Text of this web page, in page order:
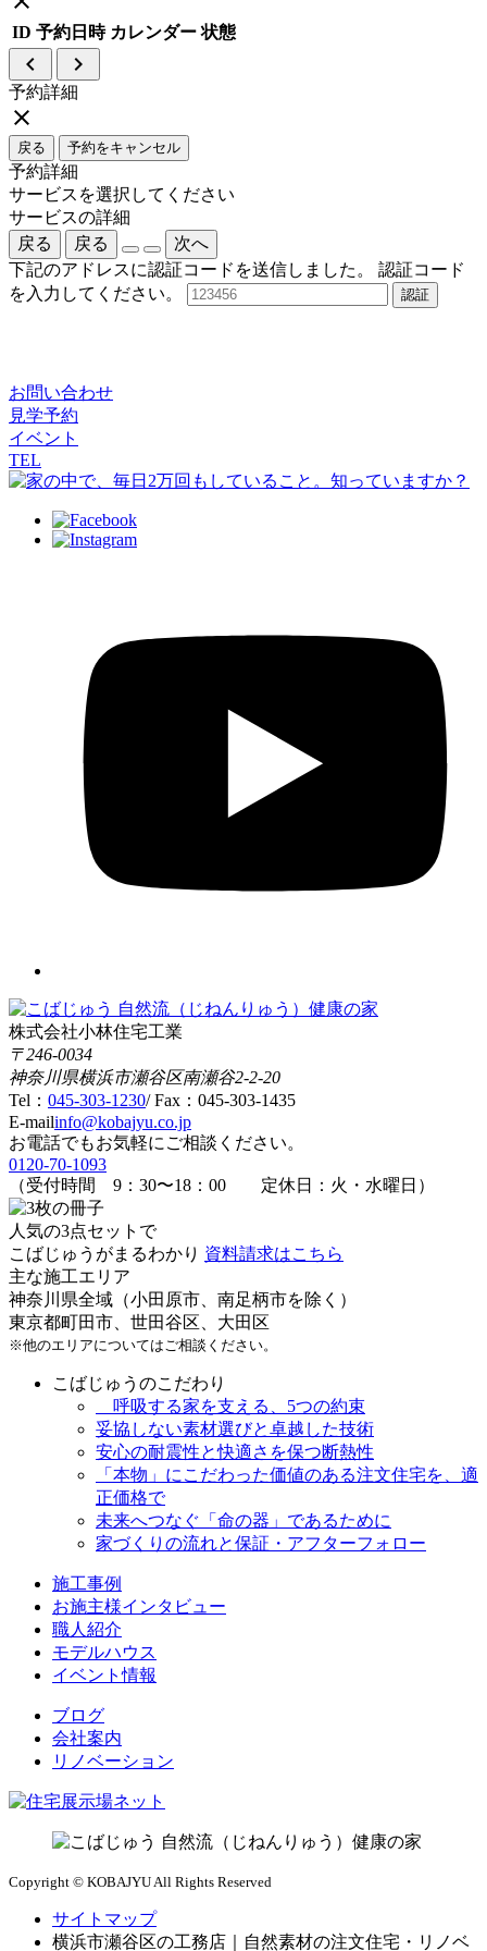
ID 予約日時 カレンダー 状態
navigate_before navigate_next
予約詳細
close
戻る 予約をキャンセル
予約詳細
サービスを選択してください
サービスの詳細
戻る
戻る
次へ
下記のアドレスに認証コードを送信しました。
認証コード
を入力してください。
認証
お問い合わせ
見学予約
イベント
TEL
株式会社小林住宅工業
〒246-0034
神奈川県横浜市瀬谷区南瀬谷2-2-20
Tel： 045-303-1230/ Fax：045-303-1435
E-mailinfo@kobajyu.co.jp
お電話でもお気軽にご相談ください。
0120-70-1093
（受付時間 9：30〜18：00 定休日：火・水曜日）
人気の3点セットで
こばじゅうがまるわかり 資料請求はこちら
主な施工エリア
神奈川県全域（小田原市、南足柄市を除く）
東京都町田市、世田谷区、大田区
※他のエリアについてはご相談ください。
こばじゅうのこだわり
呼吸する家を支える、5つの約束
妥協しない素材選びと卓越した技術
安心の耐震性と快適さを保つ断熱性
「本物」にこだわった価値のある注文住宅を、適
正価格で
未来へつなぐ「命の器」であるために
家づくりの流れと保証・アフターフォロー
施工事例
お施主様インタビュー
職人紹介
モデルハウス
イベント情報
ブログ
会社案内
リノベーション
Copyright © KOBAJYU All Rights Reserved
サイトマップ
横浜市瀬谷区の工務店｜自然素材の注文住宅・リノベ